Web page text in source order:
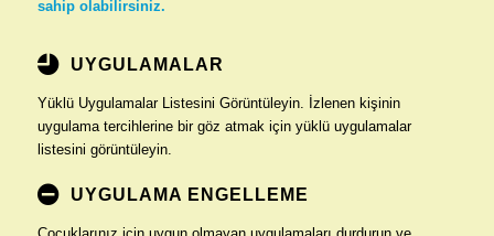
sahip olabilirsiniz.
UYGULAMALAR
Yüklü Uygulamalar Listesini Görüntüleyin. İzlenen kişinin
uygulama tercihlerine bir göz atmak için yüklü uygulamalar
listesini görüntüleyin.
UYGULAMA ENGELLEME